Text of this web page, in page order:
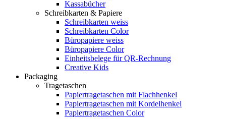
Kassabücher
Schreibkarten & Papiere
Schreibkarten weiss
Schreibkarten Color
Büropapiere weiss
Büropapiere Color
Einheitsbelege für QR-Rechnung
Creative Kids
Packaging
Tragetaschen
Papiertragetaschen mit Flachhenkel
Papiertragetaschen mit Kordelhenkel
Papiertragetaschen Color